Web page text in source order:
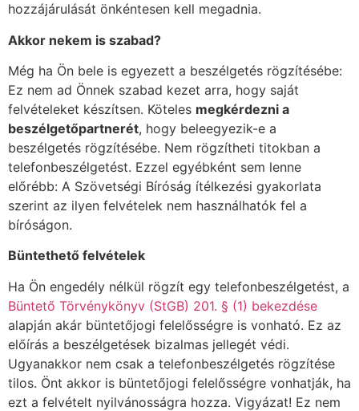
hozzájárulását önkéntesen kell megadnia.
Akkor nekem is szabad?
Még ha Ön bele is egyezett a beszélgetés rögzítésébe:
Ez nem ad Önnek szabad kezet arra, hogy saját
felvételeket készítsen. Köteles megkérdezni a
beszélgetőpartnerét, hogy beleegyezik-e a
beszélgetés rögzítésébe. Nem rögzítheti titokban a
telefonbeszélgetést. Ezzel egyébként sem lenne
előrébb: A Szövetségi Bíróság ítélkezési gyakorlata
szerint az ilyen felvételek nem használhatók fel a
bíróságon.
Büntethető felvételek
Ha Ön engedély nélkül rögzít egy telefonbeszélgetést, a
Büntető Törvénykönyv (StGB) 201. § (1) bekezdése
alapján akár büntetőjogi felelősségre is vonható. Ez az
előírás a beszélgetések bizalmas jellegét védi.
Ugyanakkor nem csak a telefonbeszélgetés rögzítése
tilos. Önt akkor is büntetőjogi felelősségre vonhatják, ha
ezt a felvételt nyilvánosságra hozza. Vigyázat! Ez nem